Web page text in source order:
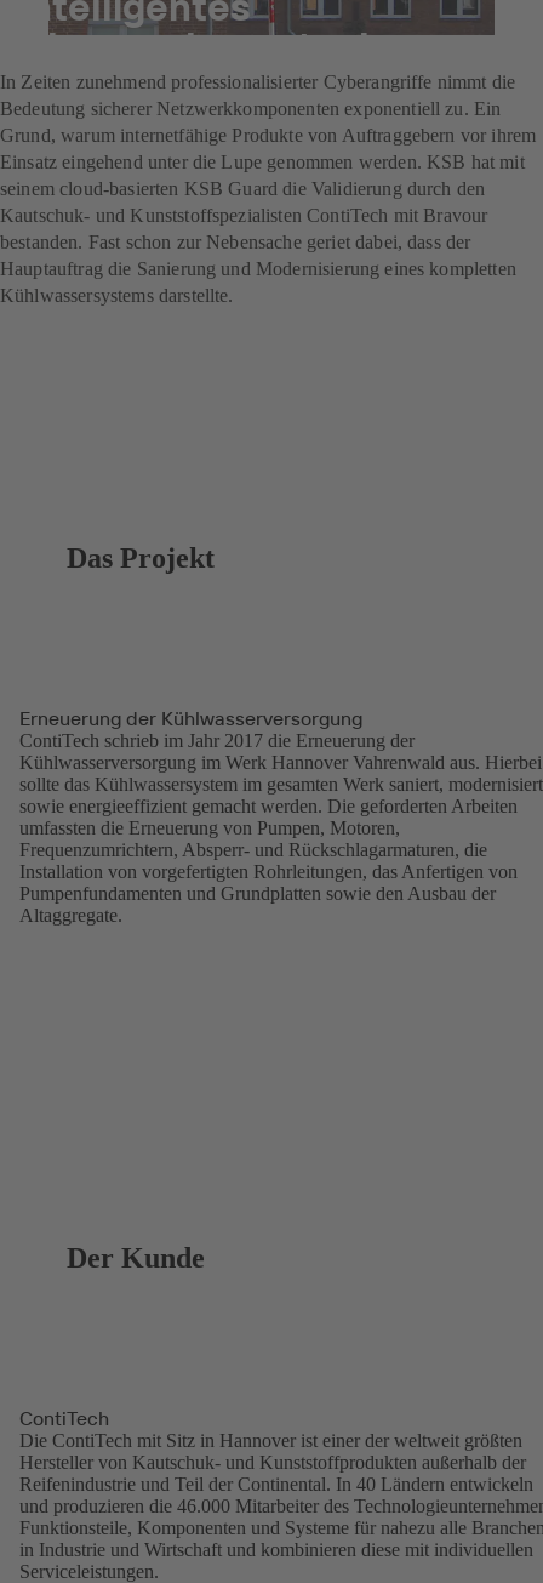
Überwachungstool
In Zeiten zunehmend professionalisierter Cyberangriffe nimmt die
Bedeutung sicherer Netzwerkkomponenten exponentiell zu. Ein
Grund, warum internetfähige Produkte von Auftraggebern vor ihrem
Einsatz eingehend unter die Lupe genommen werden. KSB hat mit
seinem cloud-basierten KSB Guard die Validierung durch den
Kautschuk- und Kunststoffspezialisten ContiTech mit Bravour
bestanden. Fast schon zur Nebensache geriet dabei, dass der
Hauptauftrag die Sanierung und Modernisierung eines kompletten
Kühlwassersystems darstellte.
Das Projekt
Erneuerung der Kühlwasserversorgung
ContiTech schrieb im Jahr 2017 die Erneuerung der
Kühlwasserversorgung im Werk Hannover Vahrenwald aus. Hierbei
sollte das Kühlwassersystem im gesamten Werk saniert, modernisiert
sowie energieeffizient gemacht werden. Die geforderten Arbeiten
umfassten die Erneuerung von Pumpen, Motoren,
Frequenzumrichtern, Absperr- und Rückschlagarmaturen, die
Installation von vorgefertigten Rohrleitungen, das Anfertigen von
Pumpenfundamenten und Grundplatten sowie den Ausbau der
Altaggregate.
Der Kunde
ContiTech
Die ContiTech mit Sitz in Hannover ist einer der weltweit größten
Hersteller von Kautschuk- und Kunststoffprodukten außerhalb der
Reifenindustrie und Teil der Continental. In 40 Ländern entwickeln
und produzieren die 46.000 Mitarbeiter des
Funktionsteile, Komponenten und Systeme für nahezu alle
in Industrie und Wirtschaft und kombinieren diese mit individuellen
Serviceleistungen.